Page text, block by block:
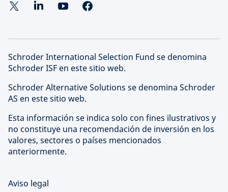
Schroder International Selection Fund se denomina
Schroder ISF en este sitio web.
Schroder Alternative Solutions se denomina Schroder
AS en este sitio web.
Esta información se indica solo con fines ilustrativos y
no constituye una recomendación de inversión en los
valores, sectores o países mencionados
anteriormente.
Aviso legal